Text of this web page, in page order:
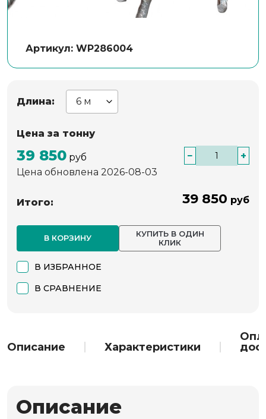
Артикул: WP286004
Длина:
Цена за тонну
39 850 руб −
+
Цена обновлена 2026-08-03
Итого: 39 850 руб
В КОРЗИНУ
КУПИТЬ В ОДИН
КЛИК
В ИЗБРАННОЕ
В СРАВНЕНИЕ
Описание Характеристики
Описание